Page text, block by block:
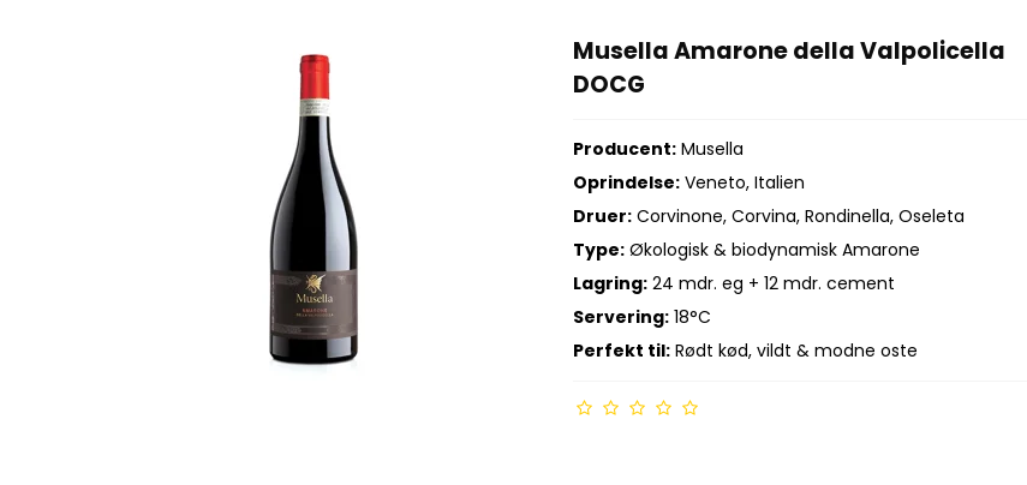
Musella Amarone della Valpolicella
DOCG
Producent: Musella
Oprindelse: Veneto, Italien
Druer: Corvinone, Corvina, Rondinella, Oseleta
Type: Økologisk & biodynamisk Amarone
Lagring: 24 mdr. eg + 12 mdr. cement
Servering: 18°C
Perfekt til: Rødt kød, vildt & modne oste